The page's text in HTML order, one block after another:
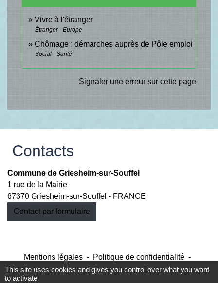
Vivre à l'étranger
Étranger - Europe
Chômage : démarches auprès de Pôle emploi
Social - Santé
Signaler une erreur sur cette page
Contacts
Commune de Griesheim-sur-Souffel
1 rue de la Mairie
67370 Griesheim-sur-Souffel - FRANCE
Contact par formulaire
Mentions légales - Politique de confidentialité -
Accessibilité - Plan du site - Gestion des cookies
This site uses cookies and gives you control over what you want
to activate